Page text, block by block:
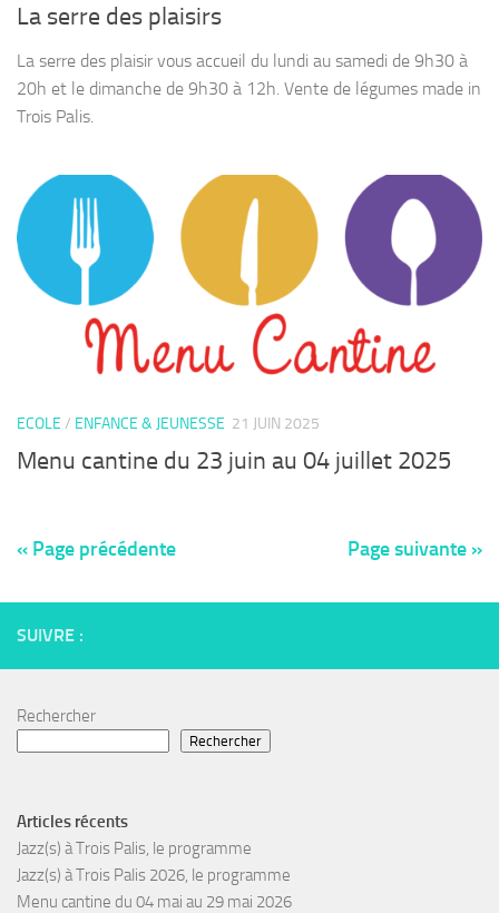
La serre des plaisirs
La serre des plaisir vous accueil du lundi au samedi de 9h30 à
20h et le dimanche de 9h30 à 12h. Vente de légumes made in
Trois Palis.
ECOLE / ENFANCE & JEUNESSE 21 JUIN 2025
Menu cantine du 23 juin au 04 juillet 2025
« Page précédente Page suivante »
SUIVRE :
Rechercher
Rechercher
Articles récents
Jazz(s) à Trois Palis, le programme
Jazz(s) à Trois Palis 2026, le programme
Menu cantine du 04 mai au 29 mai 2026